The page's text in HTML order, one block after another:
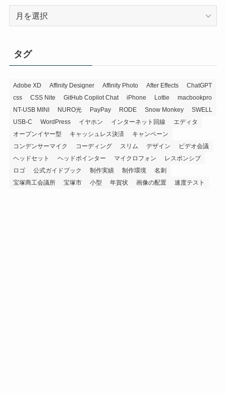
ブ
タグ
Adobe XD Affinity Designer Affinity Photo After Effects
ChatGPT
css
CSS Nite GitHub Copilot Chat iPhone Lottie
macbookpro
NT-USB MINI
NURO光 PayPay RODE Snow Monkey
SWELL
USB-C
WordPress イヤホン インターネット回線
エディタ
オープンイヤー型
キャッシュレス決済
キャンペーン
コンデンサーマイク
コーディング スリム デザイン
ビデオ会議
ヘッドセット
ヘッドポインター マイクロフォン
レスポンシブ
ロゴ
公式ガイドブック 制作実績 制作環境
名刺
宝塚商工会議所
宝塚市 小型 年賀状 画像の配置 速度テスト